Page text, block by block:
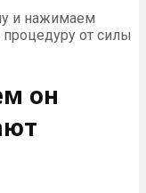
и нажимаем
от силы
он